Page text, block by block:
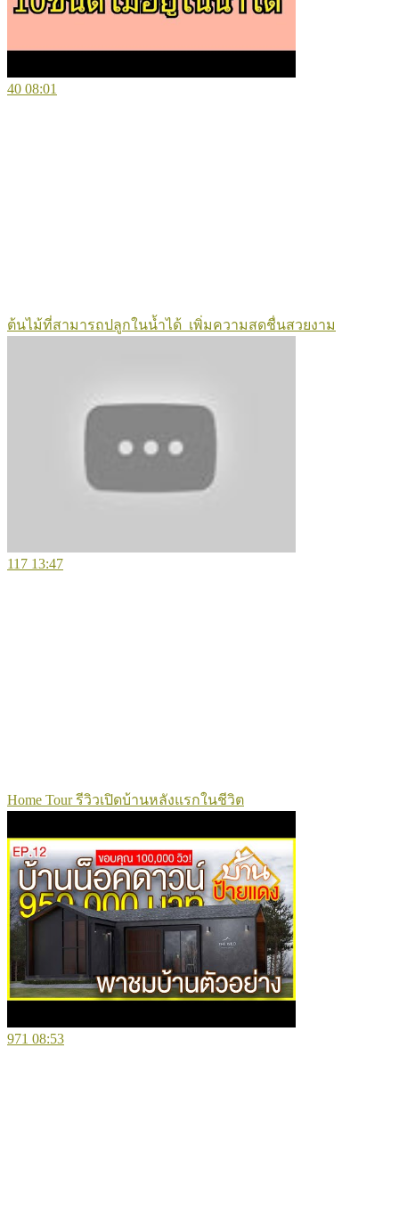
40 08:01
ต้นไม้ที่สามารถปลูกในน้ำได้ เพิ่มความสดชื่นสวยงาม
117 13:47
Home Tour รีวิวเปิดบ้านหลังแรกในชีวิต
971 08:53